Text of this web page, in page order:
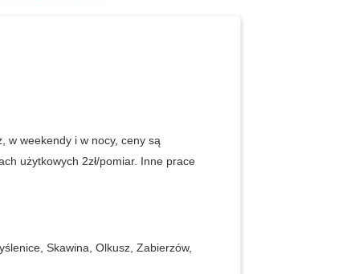
w weekendy i w nocy, ceny są
użytkowych 2zł/pomiar. Inne prace
Skawina, Olkusz, Zabierzów,